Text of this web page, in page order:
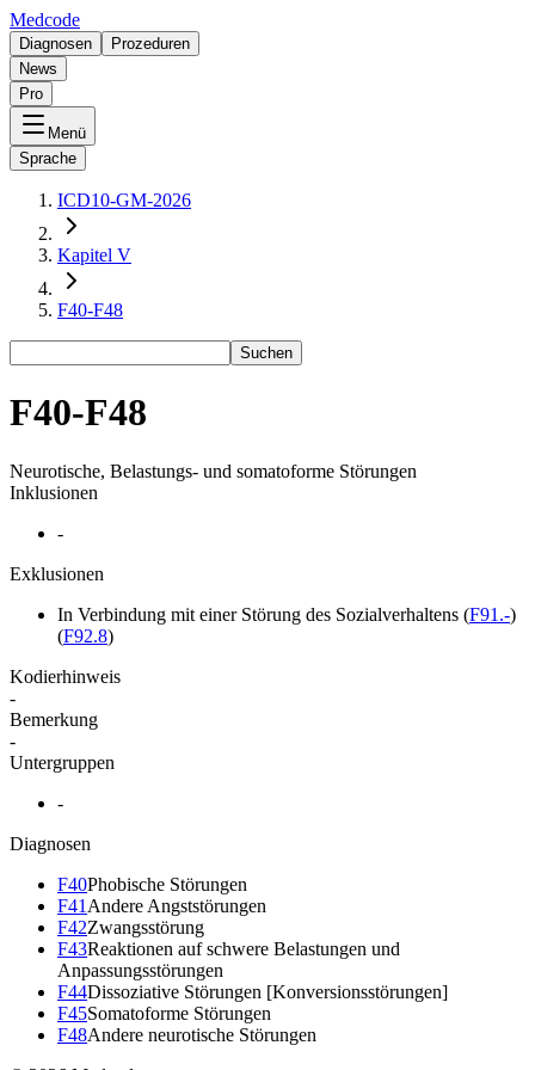
Medcode
Diagnosen
Prozeduren
News
Pro
Menü
Sprache
ICD10-GM-2026
Kapitel V
F40-F48
Suchen
F40-F48
Neurotische, Belastungs- und somatoforme Störungen
Inklusionen
-
Exklusionen
In Verbindung mit einer Störung des Sozialverhaltens (F91.-)
(F92.8)
Kodierhinweis
-
Bemerkung
-
Untergruppen
-
Diagnosen
F40Phobische Störungen
F41 Andere Angststörungen
F42Zwangsstörung
F43Reaktionen auf schwere Belastungen und
Anpassungsstörungen
F44Dissoziative Störungen [Konversionsstörungen]
F45Somatoforme Störungen
F48Andere neurotische Störungen